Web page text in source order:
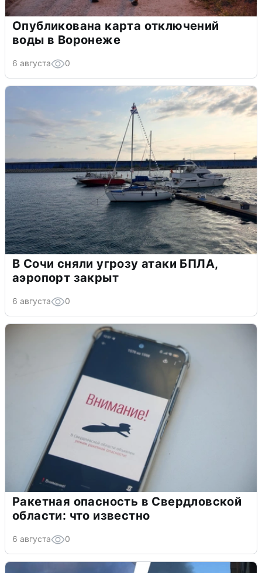
Опубликована карта отключений
воды в Воронеже
6 августа 0
В Сочи сняли угрозу атаки БПЛА,
аэропорт закрыт
6 августа 0
Ракетная опасность в Свердловской
области: что известно
6 августа 0